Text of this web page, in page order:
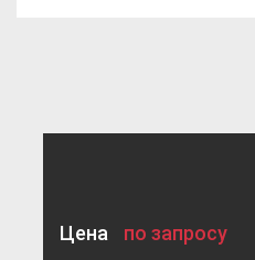
Цена по запросу